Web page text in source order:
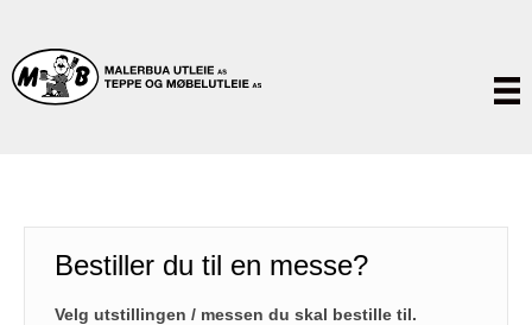
Bestiller du til en messe?
Velg utstillingen / messen du skal bestille til.